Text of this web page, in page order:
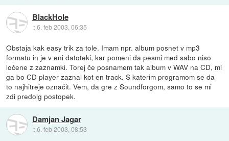
BlackHole
::6. feb 2003, 06:35
Obstaja kak easy trik za tole. Imam npr. album posnet v mp3
formatu in je v eni datoteki, kar pomeni da pesmi med sabo niso
ločene z zaznamki. Torej če posnamem tak album v WAV na CD, mi
ga bo CD player zaznal kot en track. S katerim programom se da
to najhitreje označit. Vem, da gre z Soundforgom, samo to se mi
zdi predolg postopek.
Damjan Jagar
::6. feb 2003, 08:53